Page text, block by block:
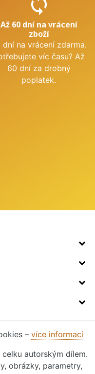
Až 60 dní na vrácení
zboží
dní na vrácení zdarma.
víc času? Až
60 dní za drobný
poplatek.
– více informací
autorským dílem.
obrázky, parametry,